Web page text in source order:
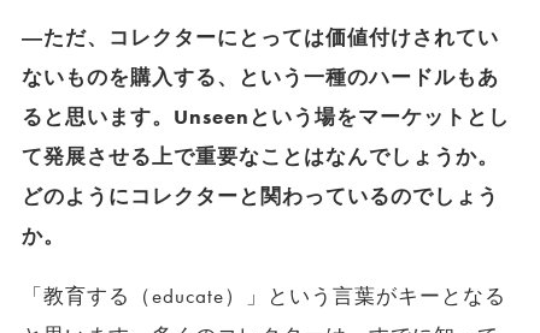
―ただ、コレクターにとっては価値付けされてい
ないものを購入する、という一種のハードルもあ
ると思います。Unseenという場をマーケットとし
て発展させる上で重要なことはなんでしょうか。
どのようにコレクターと関わっているのでしょう
か。
「教育する（educate）」という言葉がキーとなる